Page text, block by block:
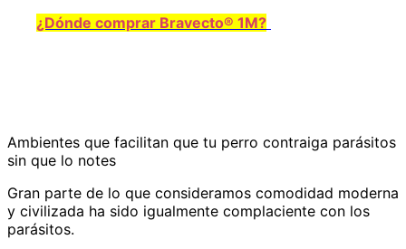
¿Dónde comprar Bravecto® 1M?
Ambientes que facilitan que tu perro contraiga parásitos
sin que lo notes
Gran parte de lo que consideramos comodidad moderna
y civilizada ha sido igualmente complaciente con los
parásitos.